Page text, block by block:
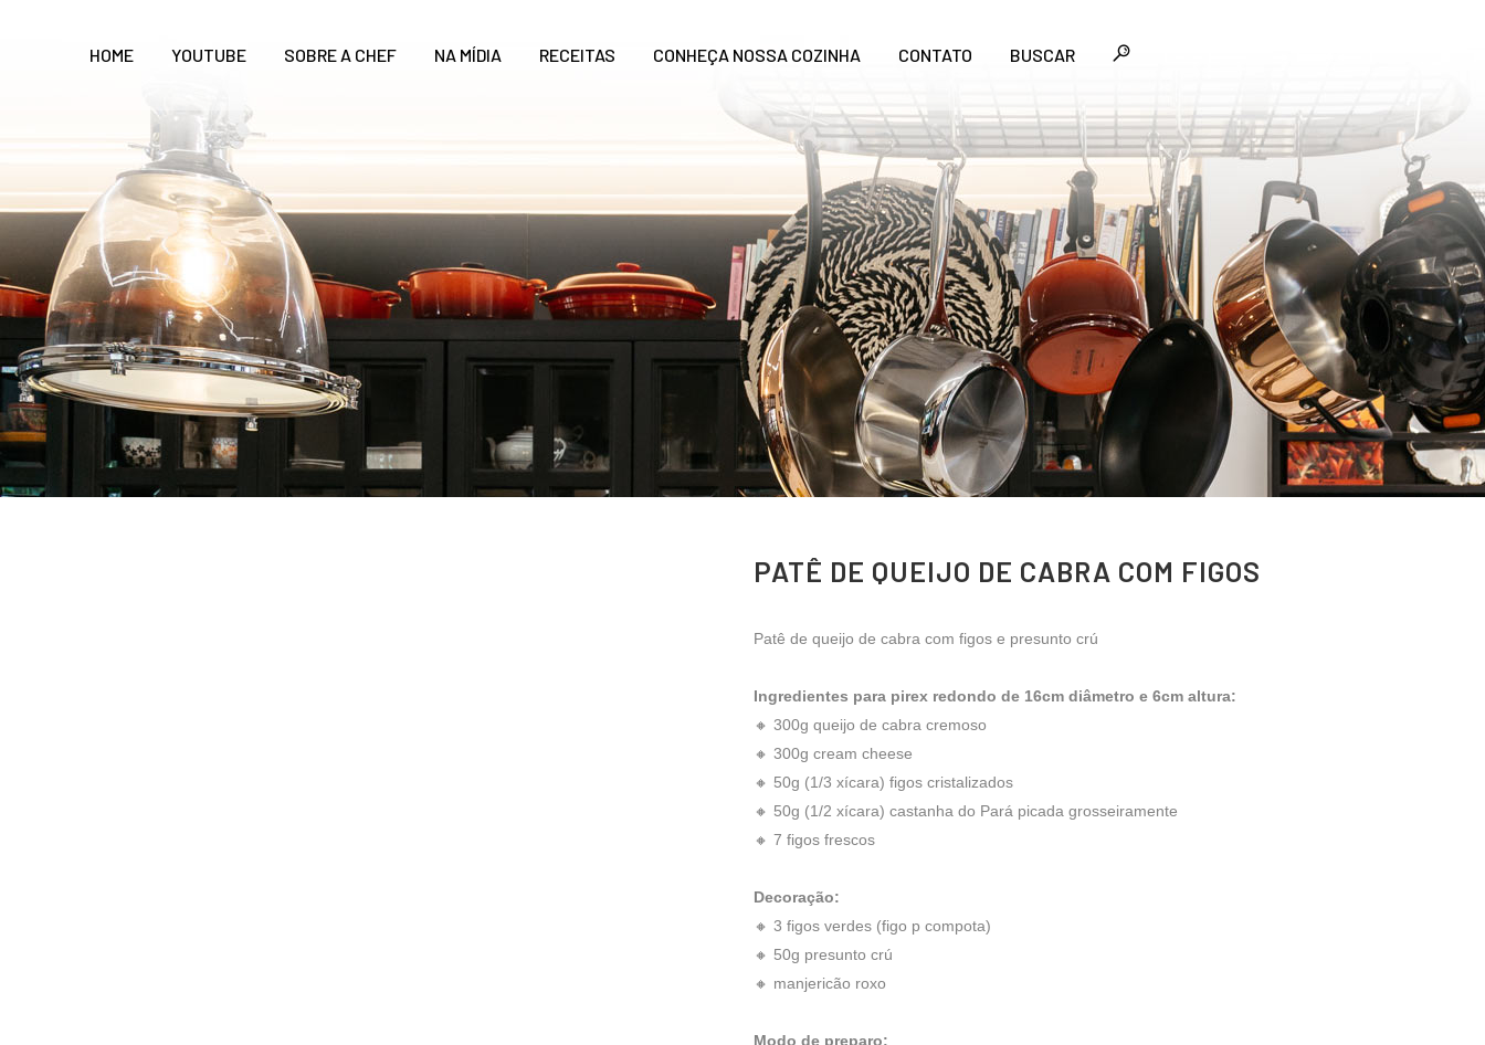
HOME YOUTUBE SOBRE A CHEF NA MÍDIA RECEITAS CONHEÇA NOSSA COZINHA CONTATO BUSCAR
PATÊ DE QUEIJO DE CABRA COM FIGOS
Patê de queijo de cabra com figos e presunto crú
Ingredientes para pirex redondo de 16cm diâmetro e 6cm altura:
🔸 300g queijo de cabra cremoso
🔸 300g cream cheese
🔸 50g (1/3 xícara) figos cristalizados
🔸 50g (1/2 xícara) castanha do Pará picada grosseiramente
🔸 7 figos frescos
Decoração:
🔸 3 figos verdes (figo p compota)
🔸 50g presunto crú
🔸 manjericão roxo
Modo de preparo: